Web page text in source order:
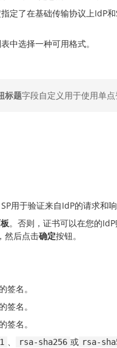
定了在基础传输协议上IdP
中选择一种可用格式。
标题字段自定义用于使用单点
用于验证来自IdP的请求和响
。否则，证书可以在您的
然后点击确定按钮。
签名。
签名。
签名。
、 rsa-sha256 或 rsa-